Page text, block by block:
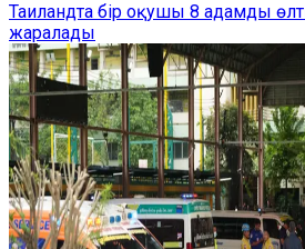
Таиландта бір оқушы 8 адамды
жаралады